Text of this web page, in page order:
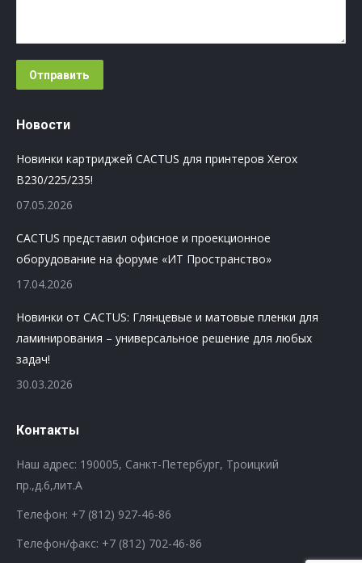
Отправить
Новости
Новинки картриджей CACTUS для принтеров Xerox
B230/225/235!
07.05.2026
CACTUS представил офисное и проекционное
оборудование на форуме «ИТ Пространство»
17.04.2026
Новинки от CACTUS: Глянцевые и матовые пленки для
ламинирования – универсальное решение для любых
задач!
30.03.2026
Контакты
Наш адрес: 190005, Санкт-Петербург, Троицкий
пр.,д.6,лит.А
Телефон: +7 (812) 927-46-86
Телефон/факс: +7 (812) 702-46-86